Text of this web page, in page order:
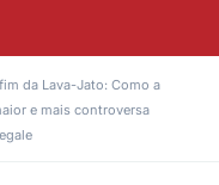
da Lava-Jato: Como a
e mais controversa